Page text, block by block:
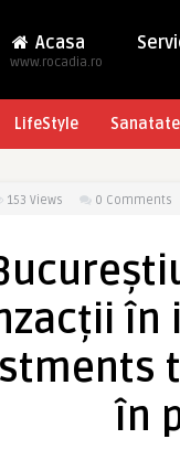
Acasa
www.rocadia.ro
LifeStyle Sanatate
153 Views 0 Comments
în
în